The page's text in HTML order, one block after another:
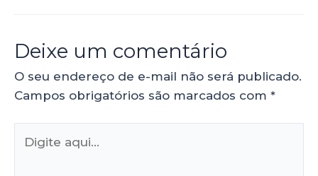
Deixe um comentário
O seu endereço de e-mail não será publicado.
Campos obrigatórios são marcados com *